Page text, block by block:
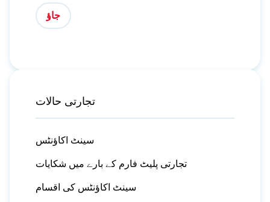
جاؤ
تجارتی حالات
سینٹ اکاؤنٹس
تجارتی پلیٹ فارم کے بارے میں شکایات
سینٹ اکاؤنٹس کی اقسام